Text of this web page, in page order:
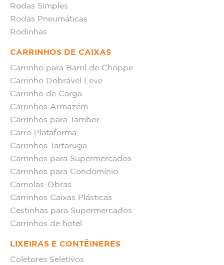
Rodas Simples
Rodas Pneumáticas
Rodinhas
CARRINHOS DE CAIXAS
Carrinho para Barril de Choppe
Carrinho Dobrável Leve
Carrinho de Carga
Carrinhos Armazém
Carrinhos para Tambor
Carro Plataforma
Carrinhos Tartaruga
Carrinhos para Supermercados
Carrinhos para Condomínio
Carriolas-Obras
Carrinhos Caixas Plásticas
Cestinhas para Supermercados
Carrinhos de hotel
LIXEIRAS E CONTÊINERES
Coletores Seletivos